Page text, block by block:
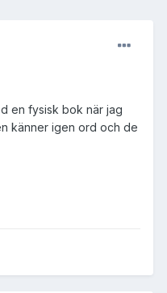
en fysisk bok när jag
känner igen ord och de